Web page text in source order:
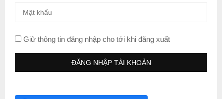
Giữ thông tin đăng nhập cho tới khi đăng xuất